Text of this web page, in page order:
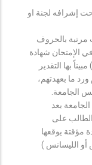
إشرافه لجنة او
مرتبة بالحروف
الإمتحان شهادة
بها التقدير
ما بعهدتهم،
الجامعة.
بعد
على
مؤقتة يوقعها
أو الليسانس )